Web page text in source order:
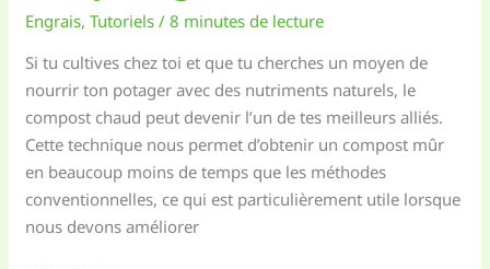
Engrais,Tutoriels /8 minutes de lecture
Si tu cultives chez toi et que tu cherches un moyen de
nourrir ton potager avec des nutriments naturels, le
compost chaud peut devenir l’un de tes meilleurs alliés.
Cette technique nous permet d’obtenir un compost mûr
en beaucoup moins de temps que les méthodes
conventionnelles, ce qui est particulièrement utile lorsque
nous devons améliorer